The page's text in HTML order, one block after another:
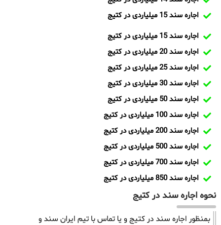
اجاره سند 15 میلیاردی در کتیج
اجاره سند 15 میلیاردی در کتیج
اجاره سند 20 میلیاردی در کتیج
اجاره سند 25 میلیاردی در کتیج
اجاره سند 30 میلیاردی در کتیج
اجاره سند 50 میلیاردی در کتیج
اجاره سند 100 میلیاردی در کتیج
اجاره سند 200 میلیاردی در کتیج
اجاره سند 500 میلیاردی در کتیج
اجاره سند 700 میلیاردی در کتیج
اجاره سند 850 میلیاردی در کتیج
نحوه اجاره سند در کتیج
بمنظور اجاره سند در کتیج و یا تماس با تیم ایران سند و